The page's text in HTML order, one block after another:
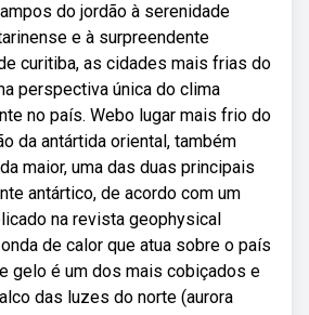
do jordão à serenidade
e à surpreendente
curitiba, as cidades mais frias do
perspectiva única do clima
no país. Webo lugar mais frio do
da antártida oriental, também
maior, uma das duas principais
antártico, de acordo com um
na revista geophysical
de calor que atua sobre o país
gelo é um dos mais cobiçados e
das luzes do norte (aurora